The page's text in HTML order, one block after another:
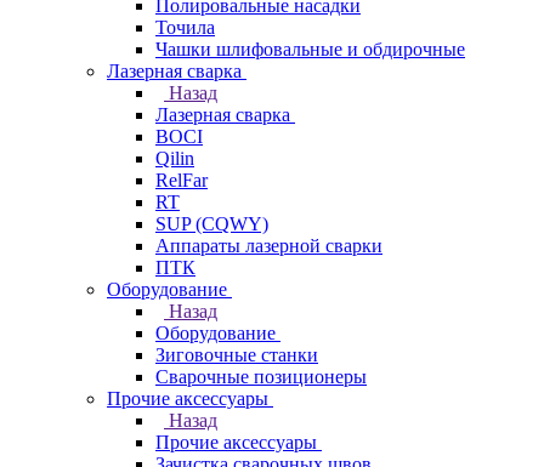
Полировальные насадки
Точила
Чашки шлифовальные и обдирочные
Лазерная сварка
Назад
Лазерная сварка
BOCI
Qilin
RelFar
RT
SUP (CQWY)
Аппараты лазерной сварки
ПТК
Оборудование
Назад
Оборудование
Зиговочные станки
Сварочные позиционеры
Прочие аксессуары
Назад
Прочие аксессуары